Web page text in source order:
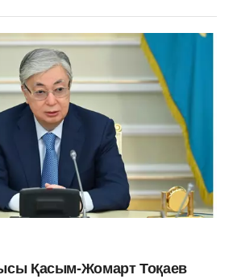
Қасым-Жомарт Тоқаев